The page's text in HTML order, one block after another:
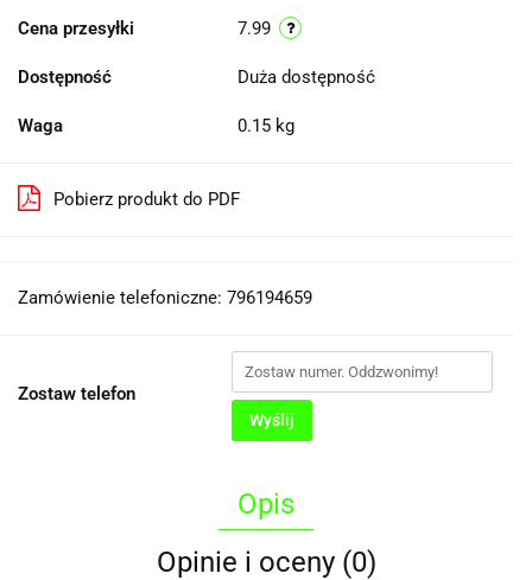
Cena przesyłki 7.99
Dostępność Duża dostępność
Waga 0.15 kg
Pobierz produkt do PDF
Zamówienie telefoniczne: 796194659
Zostaw telefon
Wyślij
Opis
Opinie i oceny (0)